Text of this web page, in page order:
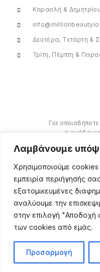
Λαμβάνουμε
Χρησιμοποιούμε
εμπειρία περιήγησής
εξατομικευμένες
αναλύουμε την
στην επιλογή "Αποδοχή
των cookies από εμάς.
Προσαρμογή
Καραολή &
Δευτέρα, Τετάρτη &
Τρίτη, Πέμπτη &
Για
η ομάδα
Copyright ©2026Million
Reserved. Κατασκευή
Webgrams